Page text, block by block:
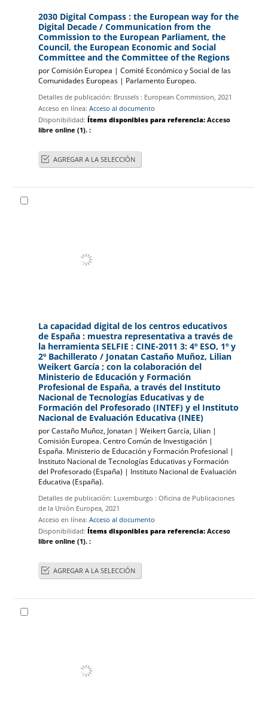
2030 Digital Compass : the European way for the
Digital Decade/ Communication from the
Commission to the European Parliament, the
Council, the European Economic and Social
Committee and the Committee of the Regions
porComisión Europea |Comité Económico y Social de las
| Parlamento Europeo.
Detalles de publicación: Brussels : European Commission, 2021
Acceso en línea:Acceso al documento
Disponibilidad:Ítems disponibles para referencia:Acceso
libre online (1).:
AGREGAR A LA SELECCIÓN
La capacidad digital de los centros educativos
de España : muestra representativa a través de
la herramienta SELFIE : CINE-2011 3: 4º ESO, 1º y
2º Bachillerato/ Jonatan Castaño Muñoz, Lilian
Weikert García ; con la colaboración del
Ministerio de Educación y Formación
Profesional de España, a través del Instituto
Nacional de Tecnologías Educativas y de
Formación del Profesorado (INTEF) y el Instituto
Nacional de Evaluación Educativa (INEE)
porCastaño Muñoz, Jonatan |Weikert García, Lilian |
Comisión Europea. Centro Común de Investigación |
España. Ministerio de Educación y Formación Profesional |
Instituto Nacional de Tecnologías Educativas y Formación
del Profesorado (España)‪ | Instituto Nacional de Evaluación
Educativa (España).
Detalles de publicación: Luxemburgo :Oficina de Publicaciones
de la Unión Europea, 2021
Acceso en línea:Acceso al documento
Disponibilidad:Ítems disponibles para referencia:Acceso
libre online (1).:
AGREGAR A LA SELECCIÓN